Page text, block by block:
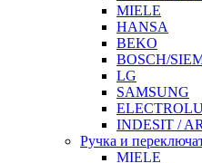
MIELE
HANSA
BEKO
BOSCH/
LG
SAMSUNG
INDESIT /
Ручка и
MIELE